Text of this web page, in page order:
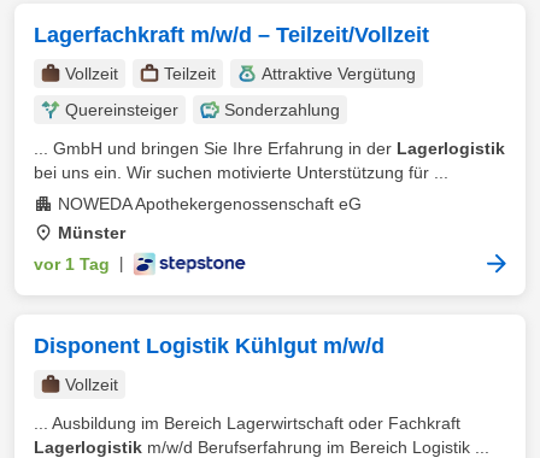
Lagerfachkraft m/w/d – Teilzeit/Vollzeit
Vollzeit Teilzeit
Attraktive Vergütung
Quereinsteiger
Sonderzahlung
... GmbH und bringen Sie Ihre Erfahrung in der Lagerlogistik
bei uns ein. Wir suchen motivierte Unterstützung für ...
NOWEDA Apothekergenossenschaft eG
Münster
vor 1 Tag
Disponent Logistik Kühlgut m/w/d
Vollzeit
... Ausbildung im Bereich Lagerwirtschaft oder Fachkraft
Lagerlogistik m/w/d Berufserfahrung im Bereich Logistik ...